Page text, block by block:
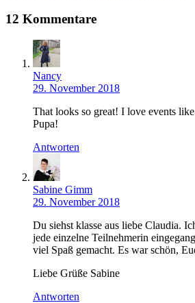
12 Kommentare
Nancy
29. November 2018
That looks so great! I love events
Pupa!
Antworten
Sabine Gimm
29. November 2018
Du siehst klasse aus liebe Claudia.
jede einzelne Teilnehmerin
viel Spaß gemacht. Es war schön,
Liebe Grüße Sabine
Antworten